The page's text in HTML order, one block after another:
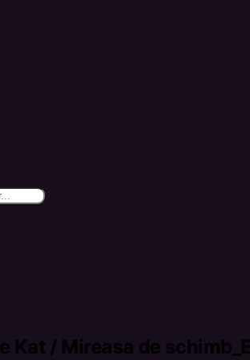
Kat / Mireasa de